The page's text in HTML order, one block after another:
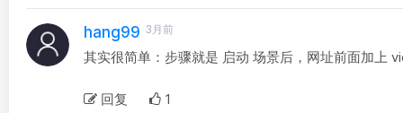
hang99 3月前
其实很简单：步骤就是 启动 场景后，网址前面加上
回复 1